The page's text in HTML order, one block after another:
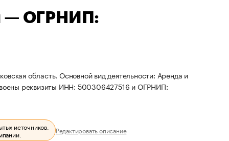
— ОГРНИП:
область. Основной вид деятельности: Аренда и
реквизиты ИНН: 500306427516 и ОГРНИП:
источников. Редактировать описание